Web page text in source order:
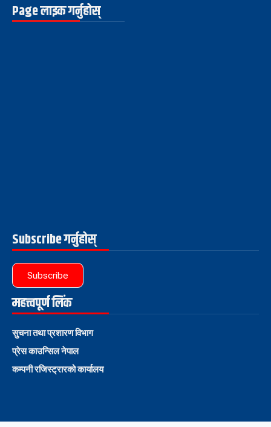
Page लाइक गर्नुहोस्
Subscribe गर्नुहोस्
Subscribe
महत्त्वपूर्ण लिंक
सुचना तथा प्रशारण विभाग
प्रेस काउन्सिल नेपाल
कम्पनी रजिस्ट्रारको कार्यालय